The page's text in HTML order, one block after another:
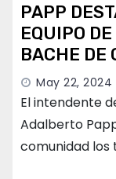
PAPP
EQUIPO
BACHE DE
May 22, 2024
El intendente
Adalberto
comunidad los